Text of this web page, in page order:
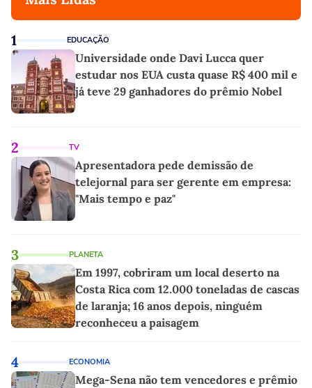
1 EDUCAÇÃO
Universidade onde Davi Lucca quer
estudar nos EUA custa quase R$ 400 mil e
já teve 29 ganhadores do prêmio Nobel
2 TV
Apresentadora pede demissão de
telejornal para ser gerente em empresa:
"Mais tempo e paz"
3 PLANETA
Em 1997, cobriram um local deserto na
Costa Rica com 12.000 toneladas de cascas
de laranja; 16 anos depois, ninguém
reconheceu a paisagem
4 ECONOMIA
Mega-Sena não tem vencedores e prêmio